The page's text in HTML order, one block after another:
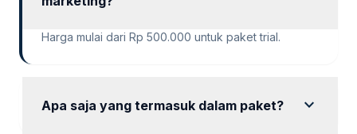
Harga mulai dari Rp 500.000 untuk paket trial.
Apa saja yang termasuk dalam paket? expand_more